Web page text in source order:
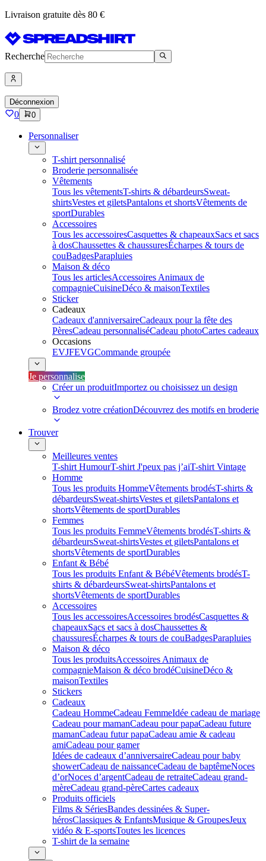
Livraison gratuite dès 80 €
Recherche
Déconnexion
0 0
Personnaliser
T-shirt personnalisé
Broderie personnalisée
Vêtements
Tous les vêtementsT-shirts & débardeursSweat-
shirtsVestes et giletsPantalons et shortsVêtements de
sportDurables
Accessoires
Tous les accessoiresCasquettes & chapeauxSacs et sacs
à dosChaussettes & chaussuresÉcharpes & tours de
couBadgesParapluies
Maison & déco
Tous les articlesAccessoires Animaux de
compagnieCuisineDéco & maisonTextiles
Sticker
Cadeaux
Cadeaux d'anniversaireCadeaux pour la fête des
PèresCadeau personnaliséCadeau photoCartes cadeaux
Occasions
EVJFEVGCommande groupée
Je personnalise
Créer un produitImportez ou choisissez un design
Brodez votre créationDécouvrez des motifs en broderie
Trouver
Meilleures ventes
T-shirt HumourT-shirt J'peux pas j’aiT-shirt Vintage
Homme
Tous les produits HommeVêtements brodésT-shirts &
débardeursSweat-shirtsVestes et giletsPantalons et
shortsVêtements de sportDurables
Femmes
Tous les produits FemmeVêtements brodésT-shirts &
débardeursSweat-shirtsVestes et giletsPantalons et
shortsVêtements de sportDurables
Enfant & Bébé
Tous les produits Enfant & BébéVêtements brodésT-
shirts & débardeursSweat-shirtsPantalons et
shortsVêtements de sportDurables
Accessoires
Tous les accessoiresAccessoires brodésCasquettes &
chapeauxSacs et sacs à dosChaussettes &
chaussuresÉcharpes & tours de couBadgesParapluies
Maison & déco
Tous les produitsAccessoires Animaux de
compagnieMaison & déco brodéCuisineDéco &
maisonTextiles
Stickers
Cadeaux
Cadeau HommeCadeau FemmeIdée cadeau de mariage​
Cadeau pour mamanCadeau pour papaCadeau future
mamanCadeau futur papaCadeau amie & cadeau
amiCadeau pour gamer
Idées de cadeaux d’anniversaireCadeau pour baby
showerCadeau de naissanceCadeau de baptêmeNoces
d’orNoces d’argentCadeau de retraiteCadeau grand-
mèreCadeau grand-pèreCartes cadeaux
Produits officiels
Films & SériesBandes dessinées & Super-
hérosClassiques & EnfantsMusique & GroupesJeux
vidéo & E-sportsToutes les licences
T-shirt de la semaine